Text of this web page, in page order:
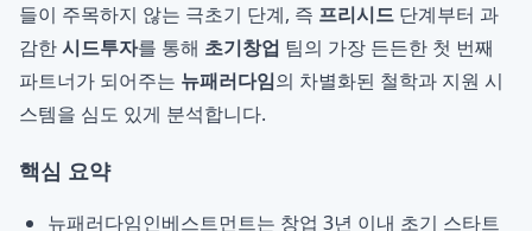
들이 주목하지 않는 극초기 단계, 즉 프리시드 단계부터 과
감한시드투자를 통해 초기창업 팀의 가장 든든한 첫 번째
파트너가 되어주는 뉴패러다임의 차별화된 철학과 지원 시
스템을 심도 있게 분석합니다.
핵심 요약
뉴패러다임인베스트먼트는 창업 3년 이내 초기 스타트